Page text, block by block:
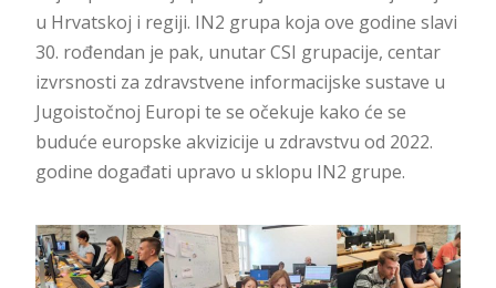
u Hrvatskoj i regiji. IN2 grupa koja ove godine slavi
30. rođendan je pak, unutar CSI grupacije, centar
izvrsnosti za zdravstvene informacijske sustave u
Jugoistočnoj Europi te se očekuje kako će se
buduće europske akvizicije u zdravstvu od 2022.
godine događati upravo u sklopu IN2 grupe.